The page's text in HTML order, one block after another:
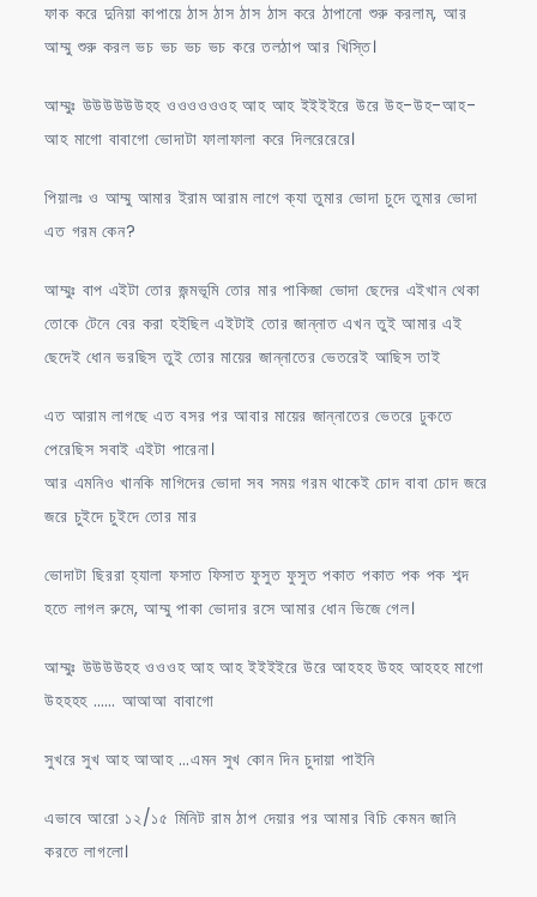
ফাক করে দুনিয়া কাপায়ে ঠাস ঠাস ঠাস ঠাস করে ঠাপানো শুরু করলাম, আর
আম্মু শুরু করল ভচ ভচ ভচ ভচ করে তলঠাপ আর খিস্তি।
আম্মুঃ উউউউউউহহ ওওওওওওহ আহ আহ ইইইইরে উরে উহ-উহ-আহ-
আহ মাগো বাবাগো ভোদাটা ফালাফালা করে দিলরেরেরে।
পিয়ালঃ ও আম্মু আমার ইরাম আরাম লাগে ক্যা তুমার ভোদা চুদে তুমার ভোদা
এত গরম কেন?
আম্মুঃ বাপ এইটা তোর জন্মভূমি তোর মার পাকিজা ভোদা ছেদের এইখান থেকা
তোকে টেনে বের করা হইছিল এইটাই তোর জান্নাত এখন তুই আমার এই
ছেদেই ধোন ভরছিস তুই তোর মায়ের জান্নাতের ভেতরেই আছিস তাই
এত আরাম লাগছে এত বসর পর আবার মায়ের জান্নাতের ভেতরে ঢুকতে
পেরেছিস সবাই এইটা পারেনা।
আর এমনিও খানকি মাগিদের ভোদা সব সময় গরম থাকেই চোদ বাবা চোদ জরে
জরে চুইদে চুইদে তোর মার
ভোদাটা ছিররা হ্যালা ফসাত ফিসাত ফুসুত ফুসুত পকাত পকাত পক পক শব্দ
হতে লাগল রুমে, আম্মু পাকা ভোদার রসে আমার ধোন ভিজে গেল।
আম্মুঃ উউউউহহ ওওওহ আহ আহ ইইইইরে উরে আহহহ উহহ আহহহ মাগো
উহহহহ …… আআআ বাবাগো
সুখরে সুখ আহ আআহ …এমন সুখ কোন দিন চুদায়া পাইনি
এভাবে আরো ১২/১৫ মিনিট রাম ঠাপ দেয়ার পর আমার বিচি কেমন জানি
করতে লাগলো।